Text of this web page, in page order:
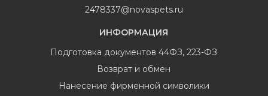
2478337@novaspets.ru
ИНФОРМАЦИЯ
Подготовка документов 44ФЗ, 223-ФЗ
Возврат и обмен
Нанесение фирменной символики